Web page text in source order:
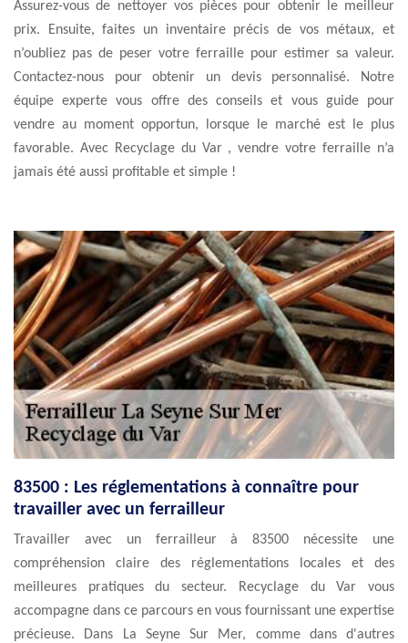
Assurez-vous de nettoyer vos pièces pour obtenir le meilleur
prix. Ensuite, faites un inventaire précis de vos métaux, et
n’oubliez pas de peser votre ferraille pour estimer sa valeur.
Contactez-nous pour obtenir un devis personnalisé. Notre
équipe experte vous offre des conseils et vous guide pour
vendre au moment opportun, lorsque le marché est le plus
favorable. Avec Recyclage du Var , vendre votre ferraille n’a
jamais été aussi profitable et simple !
83500 : Les réglementations à connaître pour
travailler avec un ferrailleur
Travailler avec un ferrailleur à 83500 nécessite une
compréhension claire des réglementations locales et des
meilleures pratiques du secteur. Recyclage du Var vous
accompagne dans ce parcours en vous fournissant une expertise
précieuse. Dans La Seyne Sur Mer, comme dans d'autres